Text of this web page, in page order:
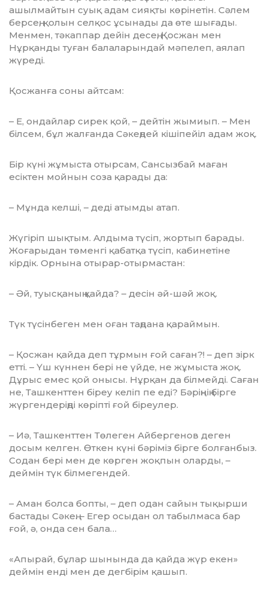
ашылмайтын суық адам сияқты кө­рінетін. Сәлем
берсең, қолын селқос ұсынады да өте шығады.
Менмен, тәкап­пар дейін десең, Қосжан мен
Нұрқанды ту­ған балаларындай мәпелеп, аялап
жү­реді.
Қосжанға соны айтсам:
– Е, ондайлар сирек қой, – дейтін жы­миып. – Мен
білсем, бұл жалғанда Сә­кеңдей кішіпейіл адам жоқ.
Бір күні жұмыста отырсам, Сансызбай маған
есіктен мойнын соза қарады да:
– Мұнда келші, – деді атымды атап.
Жүгіріп шықтым. Алдыма түсіп, жортып барады.
Жоғарыдан төменгі қабатқа түсіп, кабинетіне
кірдік. Орнына отырар-отырмастан:
– Әй, туысқаның қайда? – десін әй-шәй жоқ.
Түк түсінбеген мен оған таңдана қараймын.
– Қосжан қайда деп тұрмын ғой саған?! – деп зірк
етті. – Үш күннен бері не үйде, не жұмыста жоқ.
Дұрыс емес қой онысы. Нұрқан да білмейді. Саған
не, Ташкенттен біреу келіп пе еді? Бәріңнің бірге
жүргендеріңді көріпті ғой біреулер.
– Иә, Ташкенттен Төлеген Айбергенов деген
досым келген. Өткен күні бәріміз бірге болғанбыз.
Содан бері мен де көрген жоқпын оларды, –
деймін түк білмегендей.
– Аман болса бопты, – деп одан сайын тықырши
бастады Сәкең. – Егер осыдан ол табылмаса бар
ғой, ә, онда сен бала…
«Апырай, бұлар шынында да қайда жүр екен»
деймін енді мен де дегбірім қашып.